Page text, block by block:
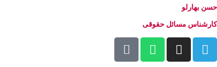
حسن بهارلو
کارشناس مسائل حقوقی